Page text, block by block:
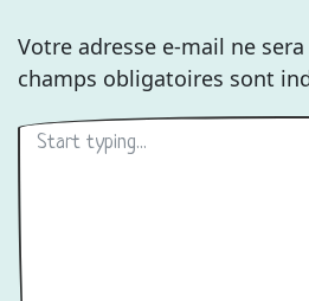
Votre adresse e-mail ne
champs obligatoires sont